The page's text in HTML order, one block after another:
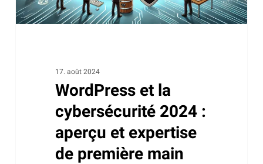
expertise
de
17. août 2024
WordPress et la
cybersécurité 2024 :
aperçu et expertise
de première main